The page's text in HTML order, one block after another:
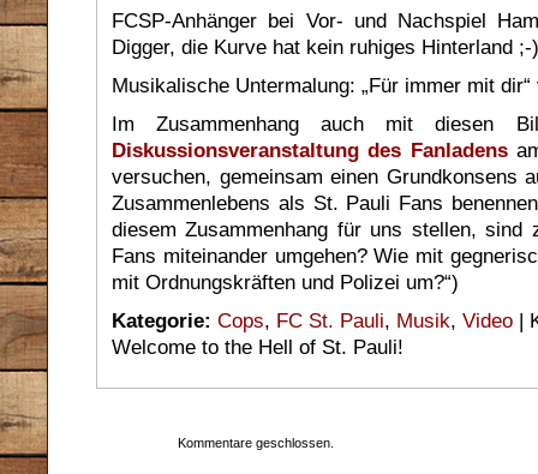
FCSP-Anhänger bei Vor- und Nachspiel
Digger, die Kurve hat kein ruhiges Hinterland ;-)
Musikalische Untermalung: „Für immer mit
Im Zusammenhang auch mit diesen
Diskussionsveranstaltung des Fanladens
versuchen, gemeinsam einen Grundkonsens
Zusammenlebens als St. Pauli Fans
diesem Zusammenhang für uns stellen,
Fans miteinander umgehen? Wie mit
mit Ordnungskräften und Polizei um?“)
Kategorie: Cops, FC St. Pauli, Musik, Video |
Welcome to the Hell of St. Pauli!
Kommentare geschlossen.